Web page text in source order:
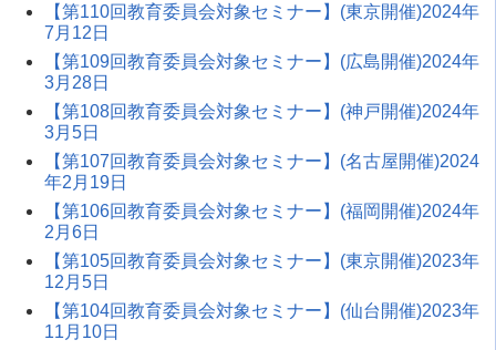
【第110回教育委員会対象セミナー】(東京開催)2024年
7月12日
【第109回教育委員会対象セミナー】(広島開催)2024年
3月28日
【第108回教育委員会対象セミナー】(神戸開催)2024年
3月5日
【第107回教育委員会対象セミナー】(名古屋開催)2024
年2月19日
【第106回教育委員会対象セミナー】(福岡開催)2024年
2月6日
【第105回教育委員会対象セミナー】(東京開催)2023年
12月5日
【第104回教育委員会対象セミナー】(仙台開催)2023年
11月10日